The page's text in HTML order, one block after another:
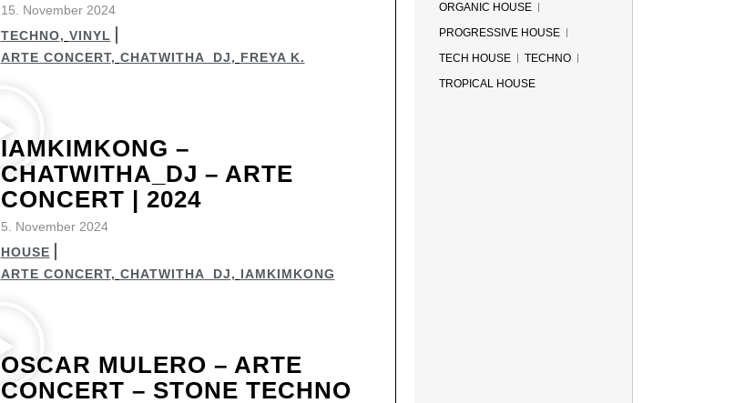
15. November 2024
TECHNO, VINYL
ARTE CONCERT, CHATWITHA_DJ, FREYA K.
IAMKIMKONG –
CHATWITHA_DJ – ARTE
CONCERT | 2024
5. November 2024
HOUSE
ARTE CONCERT, CHATWITHA_DJ, IAMKIMKONG
OSCAR MULERO – ARTE
CONCERT – STONE TECHNO
ORGANIC HOUSE
PROGRESSIVE HOUSE
TECH HOUSE
TECHNO
TROPICAL HOUSE